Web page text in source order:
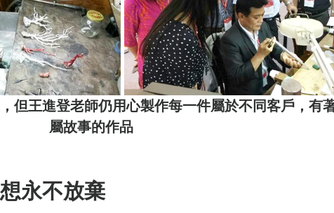
但王進登老師仍用心製作每一件屬於不同客戶，有
屬故事的作品
永不放棄